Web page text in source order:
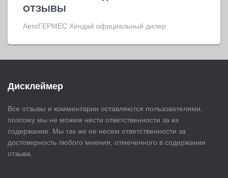
ОТЗЫВЫ
АвтоГЕРМЕС Хендай официальный дилер
Дисклеймер
Все отзывы и комментарии оставляются пользователями,
поэтому мы не можем нести ответственности за их
содержание. Мы так же не несем ответственности за
достоверность любого мнения, отмеченного в содержании
отзыва.